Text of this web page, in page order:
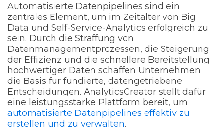
Automatisierte Datenpipelines sind ein
zentrales Element, um im Zeitalter von Big
Data und Self-Service-Analytics erfolgreich zu
sein. Durch die Straffung von
Datenmanagementprozessen, die Steigerung
der Effizienz und die schnellere Bereitstellung
hochwertiger Daten schaffen Unternehmen
die Basis für fundierte, datengetriebene
Entscheidungen. AnalyticsCreator stellt dafür
eine leistungsstarke Plattform bereit, um
automatisierte Datenpipelines effektiv zu
erstellen und zu verwalten.